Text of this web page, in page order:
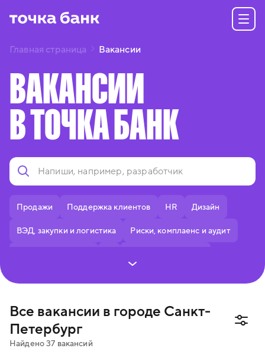
Главная страница Вакансии
ВАКАНСИИ
В ТОЧКА БАНК
Продажи Поддержка клиентов HR Дизайн
ВЭД, закупки и логистика Риски, комплаенс и аудит
Создание и управление процессами
Административная работа
Все вакансии в городе Санкт-
Петербург
Найдено37 вакансий